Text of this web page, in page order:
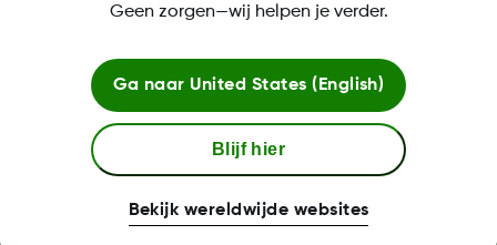
MAT-1841 Rev001
Over Dexcom
Meer informatie
Geen zorgen—wij helpen je verder.
Ga naar United States (English)
Blijf hier
Bekijk wereldwijde websites